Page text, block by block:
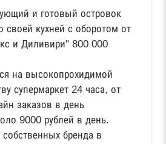
и готовый островок
своей кухней с оборотом от
и Диливири" 800 000
на высокопрохидимой
супермаркет 24 часа, от
заказов в день
9000 рублей в день.
бренда в